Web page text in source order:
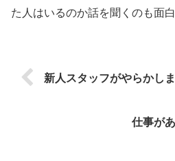
た人はいるのか話を聞くのも面
新人スタッフがやらかし
仕事が